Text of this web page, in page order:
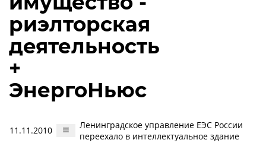
риэлторская
деятельность
+
ЭнергоНьюс
11.11.2010
Ленинградское управление ЕЭС России
переехало в интеллектуальное здание